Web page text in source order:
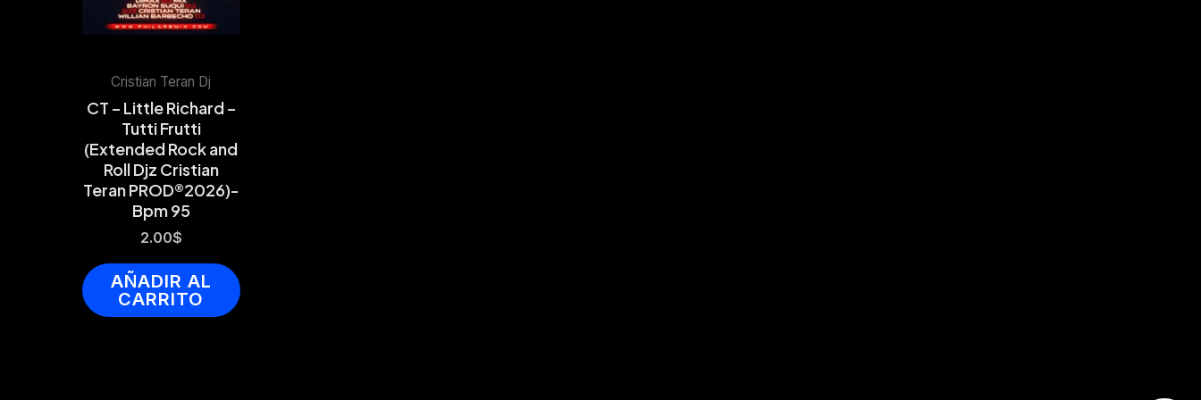
Cristian Teran Dj
CT – Little Richard –
Tutti Frutti
(Extended Rock and
Roll Djz Cristian
Teran PROD®️2026)-
Bpm 95
2.00$
AÑADIR AL
CARRITO